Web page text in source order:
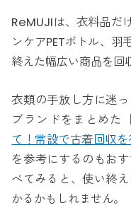
ReMUJIは、衣料品だ
ンケアPETボトル、羽
終えた幅広い商品を回
衣類の手放し方に迷
ブランドをまとめた
て！常設で古着回収
を参考にするのもお
べてみると、使い終
かるかもしれません。